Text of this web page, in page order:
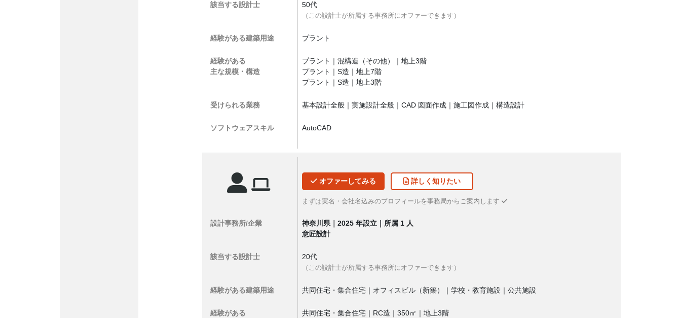
該当する設計士 50代
（この設計士が所属する事務所にオファーできます）
経験がある建築用途 プラント
経験がある
主な規模・構造
プラント｜混構造（その他）｜地上3階
プラント｜S造｜地上7階
プラント｜S造｜地上3階
受けられる業務 基本設計全般｜実施設計全般｜CAD 図面作成｜施工図作成｜構造設計
ソフトウェアスキル AutoCAD
オファーしてみる 詳しく 知りたい
まずは実名・会社名込みのプロフィールを事務局からご案内します
設計事務所/企業
神奈川県｜2025 年設立｜所属 1 人
意匠設計
該当する設計士 20代
（この設計士が所属する事務所にオファーできます）
経験がある建築用途 共同住宅・集合住宅｜オフィスビル（新築）｜学校・教育施設｜公共施設
経験がある
共同住宅・集合住宅｜RC造｜350㎡｜地上3階